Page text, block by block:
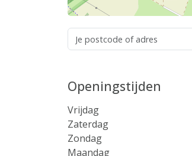
Openingstijden
Vrijdag
Zaterdag
Zondag
Maandag